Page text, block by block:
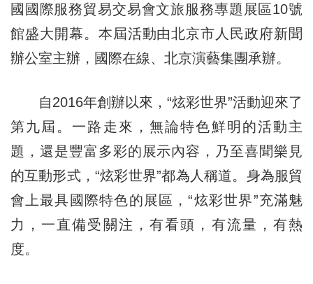
國國際服務貿易交易會文旅服務專題展區10號
館盛大開幕。本屆活動由北京市人民政府新聞
辦公室主辦，國際在線、北京演藝集團承辦。
自2016年創辦以來，“炫彩世界”活動迎來了
第九屆。一路走來，無論特色鮮明的活動主
題，還是豐富多彩的展示內容，乃至喜聞樂見
的互動形式，“炫彩世界”都為人稱道。身為服貿
會上最具國際特色的展區，“炫彩世界”充滿魅
力，一直備受關注，有看頭，有流量，有熱
度。